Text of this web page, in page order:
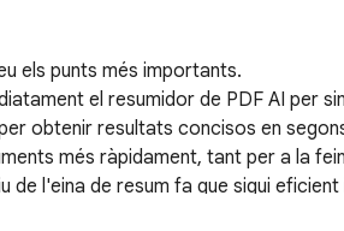
els punts més importants.
el resumidor de PDF AI per
obtenir resultats concisos en
més ràpidament, tant per a la
de l'eina de resum fa que sigui